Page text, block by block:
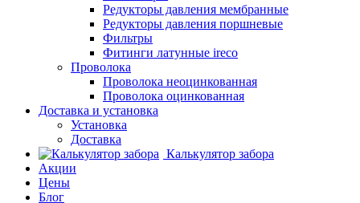
Редукторы давления мембранные
Редукторы давления поршневые
Фильтры
Фитинги латунные ireco
Проволока
Проволока неоцинкованная
Проволока оцинкованная
Доставка и установка
Установка
Доставка
Калькулятор забора
Акции
Цены
Блог